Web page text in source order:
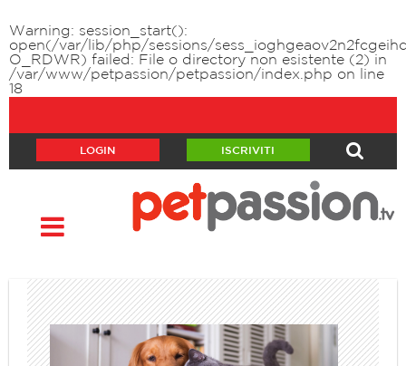
Warning : session_start():
open(/var/lib/php/sessions/
O_RDWR) failed: File o directory non esistente (2) in
/var/www/petpassion/petpassion/index.php on line
18
LOGIN ISCRIVITI